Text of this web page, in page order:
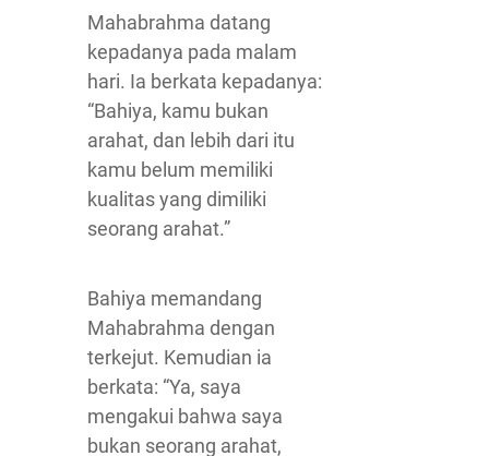
Mahabrahma datang
kepadanya pada malam
hari. Ia berkata kepadanya:
“Bahiya, kamu bukan
arahat, dan lebih dari itu
kamu belum memiliki
kualitas yang dimiliki
seorang arahat.”
Bahiya memandang
Mahabrahma dengan
terkejut. Kemudian ia
berkata: “Ya, saya
mengakui bahwa saya
bukan seorang arahat,